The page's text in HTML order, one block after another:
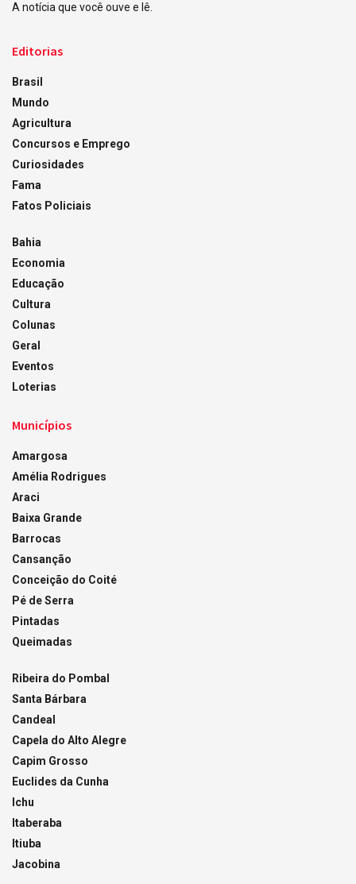
A notícia que você ouve e lê.
Editorias
Brasil
Mundo
Agricultura
Concursos e Emprego
Curiosidades
Fama
Fatos Policiais
Bahia
Economia
Educação
Cultura
Colunas
Geral
Eventos
Loterias
Municípios
Amargosa
Amélia Rodrigues
Araci
Baixa Grande
Barrocas
Cansanção
Conceição do Coité
Pé de Serra
Pintadas
Queimadas
Ribeira do Pombal
Santa Bárbara
Candeal
Capela do Alto Alegre
Capim Grosso
Euclides da Cunha
Ichu
Itaberaba
Itiuba
Jacobina